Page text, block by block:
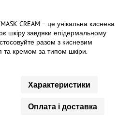
CREAM – це унікальна киснева
шкіру завдяки епідермальному
разом з кисневим
кремом за типом шкіри.
Характеристики
Оплата і доставка